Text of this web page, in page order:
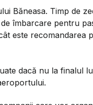
Băneasa. Timp de
îmbarcare pentru
este recomandarea
dacă nu la finalul